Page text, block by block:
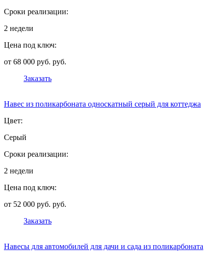
Сроки реализации:
2 недели
Цена под ключ:
от 68 000 руб. руб.
Заказать
Навес из поликарбоната односкатный серый для коттеджа
Цвет:
Серый
Сроки реализации:
2 недели
Цена под ключ:
от 52 000 руб. руб.
Заказать
Навесы для автомобилей для дачи и сада из поликарбоната